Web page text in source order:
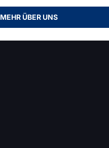
MEHR ÜBER UNS